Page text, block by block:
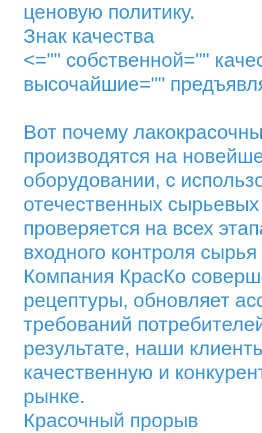
ценовую политику.
Знак качества
<="" собственной=""
высочайшие=""
Вот почему
производятся на
оборудовании, с
отечественных
проверяется на всех
входного контроля
Компания КрасКо
рецептуры, обновляет
требований
результате, наши
качественную и
рынке.
Красочный прорыв